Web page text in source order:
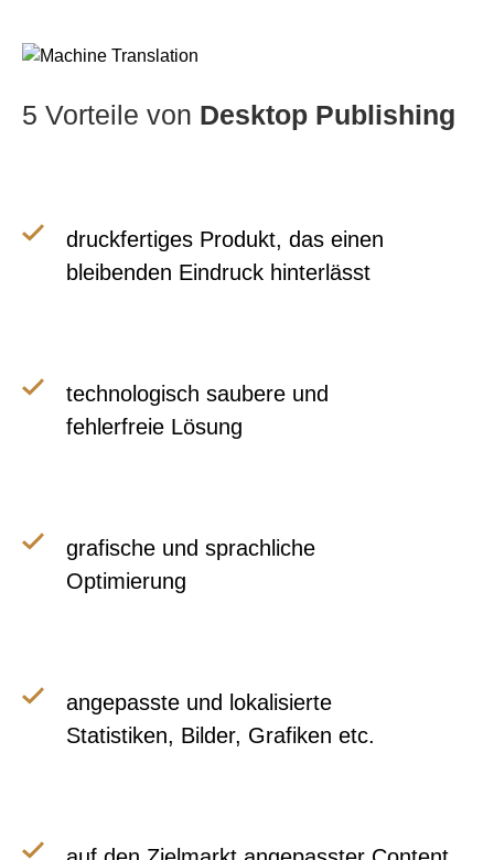
5 Vorteile von Desktop Publishing
druckfertiges Produkt, das einen
bleibenden Eindruck hinterlässt
technologisch saubere und
fehlerfreie Lösung
grafische und sprachliche
Optimierung
angepasste und lokalisierte
Statistiken, Bilder, Grafiken etc.